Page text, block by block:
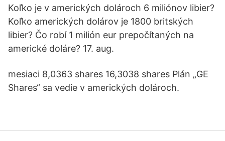
Koľko je v amerických dolároch 6 miliónov libier?
Koľko amerických dolárov je 1800 britských
libier? Čo robí 1 milión eur prepočítaných na
americké doláre? 17. aug.
mesiaci 8,0363 shares 16,3038 shares Plán „GE
Shares“ sa vedie v amerických dolároch.